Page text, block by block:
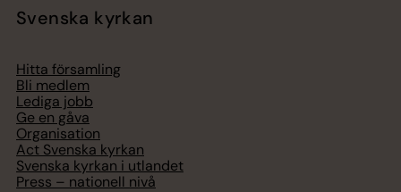
Svenska kyrkan
Hitta församling
Bli medlem
Lediga jobb
Ge en gåva
Organisation
Act Svenska kyrkan
Svenska kyrkan i utlandet
Press – nationell nivå